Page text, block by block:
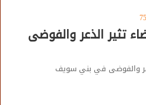
تثير الذعر والفوضى
والفوضى في بني سويف